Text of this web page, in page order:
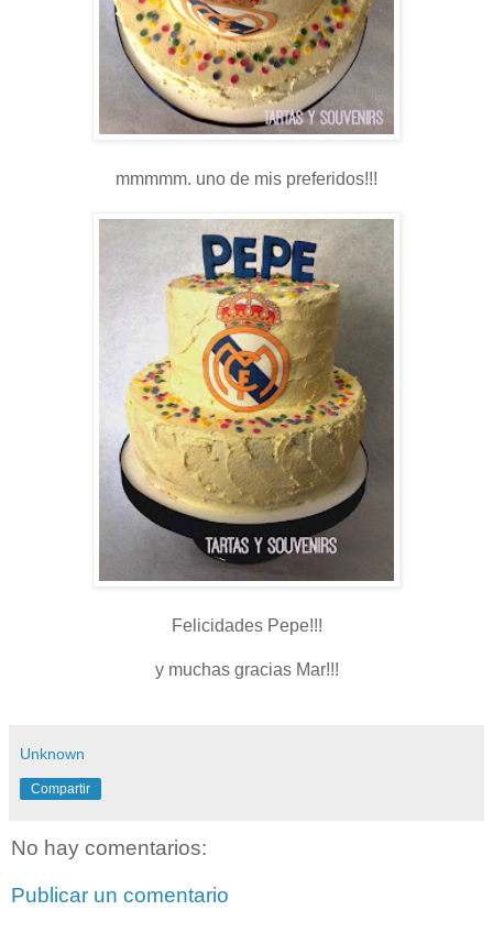
mmmmm. uno de mis preferidos!!!
Felicidades Pepe!!!
y muchas gracias Mar!!!
Unknown
Compartir
No hay comentarios:
Publicar un comentario